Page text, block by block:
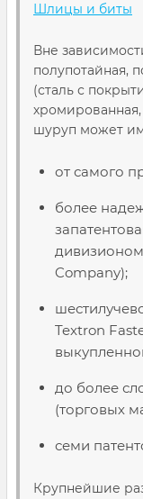
Шлицы и биты
Вне
полупотайная,
(сталь с
шуруп может
от самого
более
Company);
Textron
до более
(торговых
семи
Крупнейшие